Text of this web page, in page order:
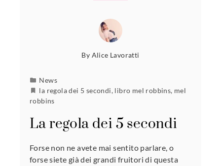
By Alice Lavoratti
News
la regola dei 5 secondi, libro mel robbins, mel
robbins
La regola dei 5 secondi
Forse non ne avete mai sentito parlare, o
forse siete già dei grandi fruitori di questa